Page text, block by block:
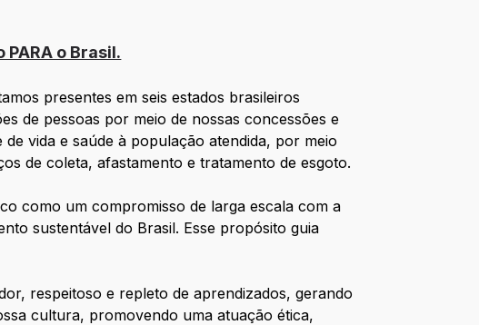
PARA o Brasil.
presentes em seis estados brasileiros
de pessoas por meio de nossas concessões e
vida e saúde à população atendida, por meio
de coleta, afastamento e tratamento de esgoto.
como um compromisso de larga escala com a
sustentável do Brasil. Esse propósito guia
respeitoso e repleto de aprendizados, gerando
cultura, promovendo uma atuação ética,